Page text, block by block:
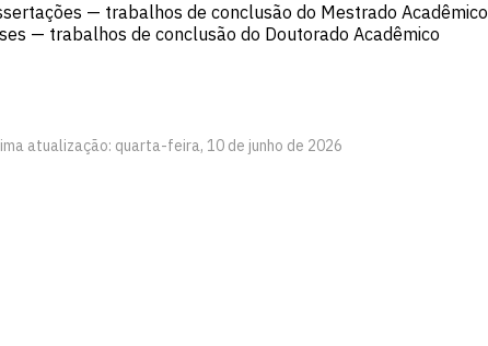
— trabalhos de conclusão do Mestrado Acadêmico
— trabalhos de conclusão do Doutorado Acadêmico
atualização: quarta-feira, 10 de junho de 2026